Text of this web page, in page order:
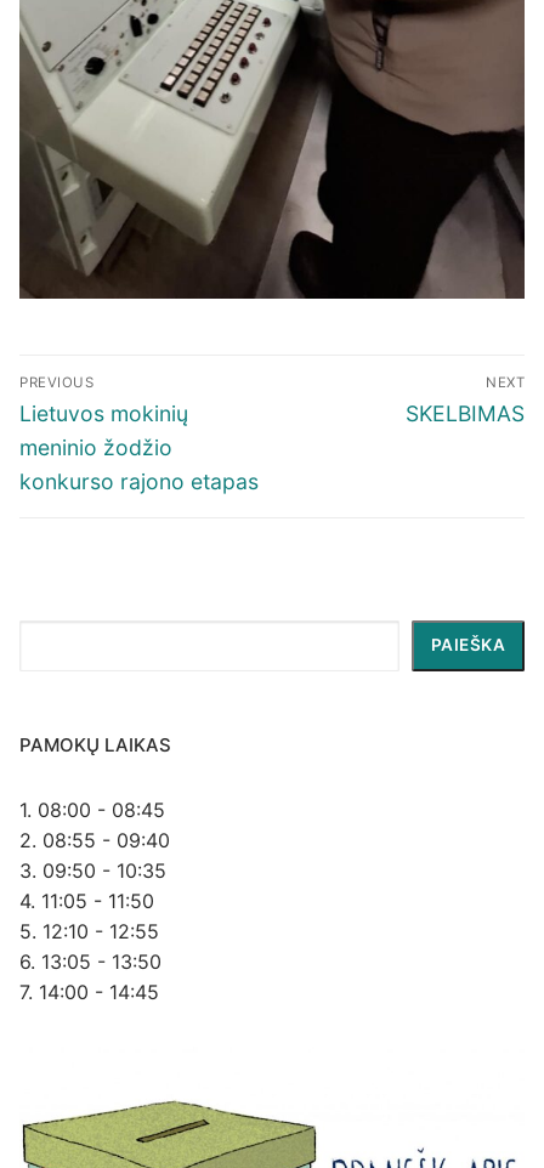
Navigacija
tarp
įrašų
PREVIOUS
Previous
post:
Lietuvos mokinių
meninio žodžio
konkurso rajono etapas
NEXT
Next
SKELBIMAS
PAIEŠKA
PAMOKŲ LAIKAS
1. 08:00 - 08:45
2. 08:55 - 09:40
3. 09:50 - 10:35
4. 11:05 - 11:50
5. 12:10 - 12:55
6. 13:05 - 13:50
7. 14:00 - 14:45